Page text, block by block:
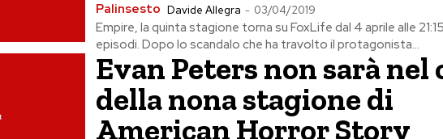
Palinsesto Davide Allegra - 03/04/2019
Empire, la quinta stagione torna su FoxLife dal 4 aprile alle
episodi. Dopo lo scandalo che ha travolto il protagonista...
Evan Peters non sarà nel
della nona stagione di
American Horror Story